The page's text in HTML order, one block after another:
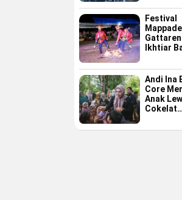
Spot Foto
Pulau
Festival
Ikhtiar
Budaya
Andi Ina
Core
Anak
Cokelat